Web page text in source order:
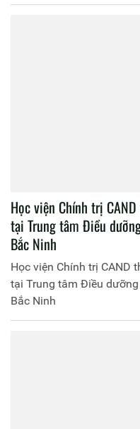
Học viện Chính trị
tại Trung tâm Điều
Bắc Ninh
Học viện Chính trị CAND
tại Trung tâm Điều
Bắc Ninh